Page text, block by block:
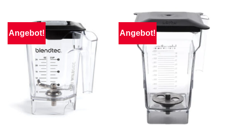
Angebot! Angebot!